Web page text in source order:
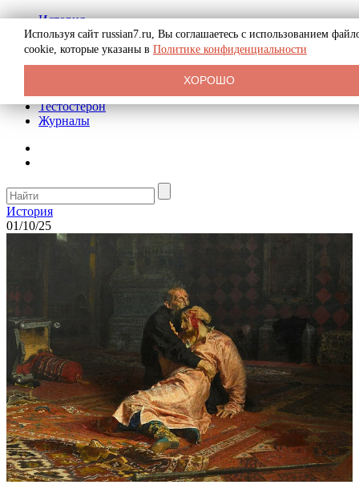
История
Биография
Криминал
Реклама на сайте
Тестостерон
Журналы
История
01/10/25
Используя сайт russian7.ru, Вы соглашаетесь с использованием
cookie, которые указаны в Политике конфиденциальности
ХОРОШО